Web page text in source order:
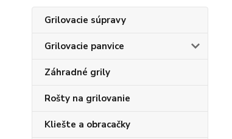
Grilovacie súpravy
Grilovacie panvice
Záhradné grily
Rošty na grilovanie
Kliešte a obracačky